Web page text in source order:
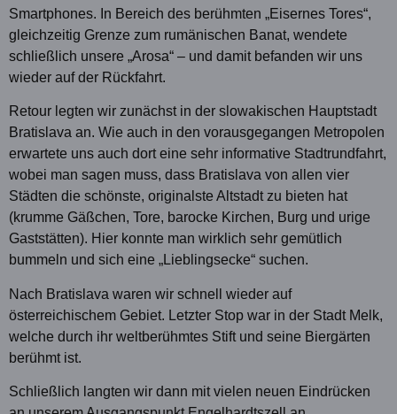
Smartphones. In Bereich des berühmten „Eisernes Tores“,
gleichzeitig Grenze zum rumänischen Banat, wendete
schließlich unsere „Arosa“ – und damit befanden wir uns
wieder auf der Rückfahrt.
Retour legten wir zunächst in der slowakischen Hauptstadt
Bratislava an. Wie auch in den vorausgegangen Metropolen
erwartete uns auch dort eine sehr informative Stadtrundfahrt,
wobei man sagen muss, dass Bratislava von allen vier
Städten die schönste, originalste Altstadt zu bieten hat
(krumme Gäßchen, Tore, barocke Kirchen, Burg und urige
Gaststätten). Hier konnte man wirklich sehr gemütlich
bummeln und sich eine „Lieblingsecke“ suchen.
Nach Bratislava waren wir schnell wieder auf
österreichischem Gebiet. Letzter Stop war in der Stadt Melk,
welche durch ihr weltberühmtes Stift und seine Biergärten
berühmt ist.
Schließlich langten wir dann mit vielen neuen Eindrücken